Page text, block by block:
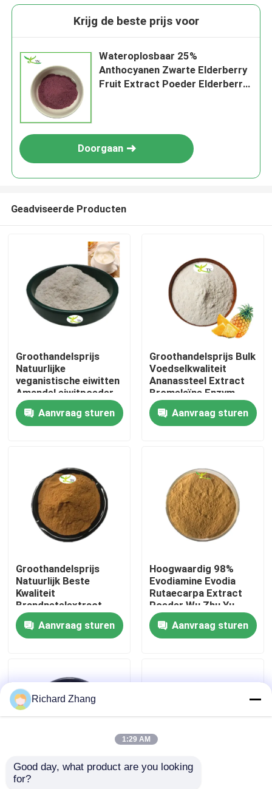
Producten
Over ons
Kwaliteitscontrole
Neem contact met ons op
Plantenextract poeder
Super Voedselpoeder
Kosmetische Grondstoffen
Krijg de beste prijs voor
Wateroplosbaar 25%
Anthocyanen Zwarte Elderberry
Fruit Extract Poeder Elderberry
Doorgaan
Geadviseerde Producten
Groothandelsprijs
Natuurlijke
veganistische eiwitten
Amandel eiwitpoeder
40% 50% 60%
Aanvraag sturen
Groothandelsprijs Bulk
Voedselkwaliteit
Ananassteel Extract
Bromelaïne Enzym
Poeder 1200/2400
GDU Aanvraag sturen
Groothandelsprijs
Natuurlijk Beste
Kwaliteit
Brandnetelextract
0,4% Beta-sitosterol
PoederAanvraag sturen
Hoogwaardig 98%
Evodiamine Evodia
Rutaecarpa Extract
Poeder Wu Zhu Yu
Extract Poeder
Aanvraag sturen
Groothandel Prijs
Richard Zhang
1:29 AM
Good day, what product are you looking
for?